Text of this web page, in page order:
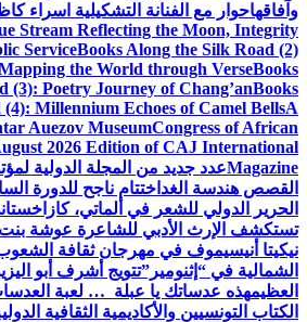
وآفاقهاحوار مع الفنانة التشكيلية اسراء
Stream Reflecting the Moon, Integrity
ServiceBooks Along the Silk Road (2)
the World through VerseBooks
(3): Poetry Journey of Chang’anBooks
Millennium Echoes of Camel BellsA
Auezov MuseumCongress of African
2026 Edition of CAJ International
Magazineعدد جديد من المجلة الدولية
القصص هندسة الغد اختتام ناجح للدورة
الحرير الدولي للشعر في ألماتي، كازاخستان
تستكشف الإرث الأدبي للشاعرة عوشة بنت
نيكيتا أنيسيموف في مهرجان ثقافة الشعوب
الشمالية في “إثنومير”تتويج أشرف أبو
العظيمهذه عدساتك يا عبلة … لعبة
الكتاب التونسيين والأكاديمية الثقافية